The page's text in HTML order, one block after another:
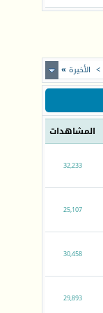
> الأخيرة »
المشاهدات
32,233
25,107
30,458
29,893